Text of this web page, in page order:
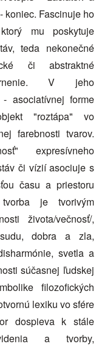
koniec. Fascinuje ho
mu poskytuje
teda nekonečné
či abstraktné
V jeho
asociatívnej forme
"roztápa" vo
farebnosti tvarov.
expresívneho
či vízií asociuje s
času a priestoru
je tvorivým
života/večnosť/,
dobra a zla,
svetla a
súčasnej ľudskej
filozofických
lexiku vo sfére
dospieva k stále
a tvorby,